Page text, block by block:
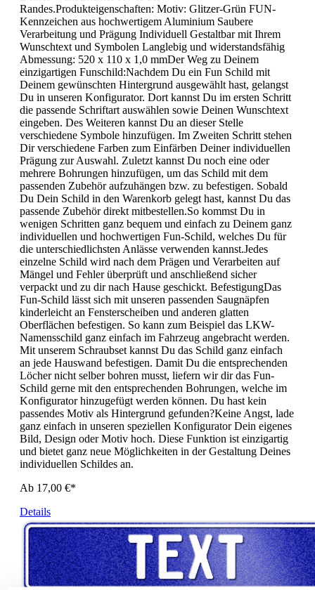
Randes.Produkteigenschaften: Motiv: Glitzer-Grün FUN-
Kennzeichen aus hochwertigem Aluminium Saubere
Verarbeitung und Prägung Individuell Gestaltbar mit Ihrem
Wunschtext und Symbolen Langlebig und widerstandsfähig
Abmessung: 520 x 110 x 1,0 mmDer Weg zu Deinem
einzigartigen Funschild:Nachdem Du ein Fun Schild mit
Deinem gewünschten Hintergrund ausgewählt hast, gelangst
Du in unseren Konfigurator. Dort kannst Du im ersten Schritt
die passende Schriftart auswählen sowie Deinen Wunschtext
eingeben. Des Weiteren kannst Du an dieser Stelle
verschiedene Symbole hinzufügen. Im Zweiten Schritt stehen
Dir verschiedene Farben zum Einfärben Deiner individuellen
Prägung zur Auswahl. Zuletzt kannst Du noch eine oder
mehrere Bohrungen hinzufügen, um das Schild mit dem
passenden Zubehör aufzuhängen bzw. zu befestigen. Sobald
Du Dein Schild in den Warenkorb gelegt hast, kannst Du das
passende Zubehör direkt mitbestellen.So kommst Du in
wenigen Schritten ganz bequem und einfach zu Deinem ganz
individuellen und hochwertigen Fun-Schild, welches Du für
die unterschiedlichsten Anlässe verwenden kannst.Jedes
einzelne Schild wird nach dem Prägen und Verarbeiten auf
Mängel und Fehler überprüft und anschließend sicher
verpackt und zu dir nach Hause geschickt. BefestigungDas
Fun-Schild lässt sich mit unseren passenden Saugnäpfen
kinderleicht an Fensterscheiben und anderen glatten
Oberflächen befestigen. So kann zum Beispiel das LKW-
Namensschild ganz einfach im Fahrzeug angebracht werden.
Mit unserem Schraubset kannst Du das Schild ganz einfach
an jede Hauswand befestigen. Damit Du die entsprechenden
Löcher nicht selber bohren musst, liefern wir dir das Fun-
Schild gerne mit den entsprechenden Bohrungen, welche im
Konfigurator hinzugefügt werden können. Du hast kein
passendes Motiv als Hintergrund gefunden?Keine Angst, lade
ganz einfach in unseren speziellen Konfigurator Dein eigenes
Bild, Design oder Motiv hoch. Diese Funktion ist einzigartig
und bietet ganz neue Möglichkeiten in der Gestaltung Deines
individuellen Schildes an.
Ab 17,00 €*
Details